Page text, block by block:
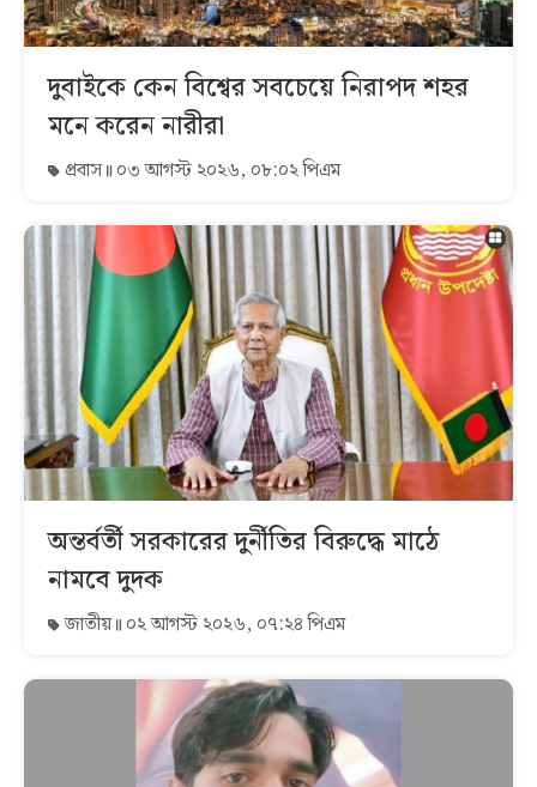
দুবাইকে কেন বিশ্বের সবচেয়ে নিরাপদ শহর
মনে করেন নারীরা
প্রবাস ০৩ আগস্ট ২০২৬, ০৮:০২ পিএম
অন্তর্বর্তী সরকারের দুর্নীতির বিরুদ্ধে মাঠে
নামবে দুদক
জাতীয় ০২ আগস্ট ২০২৬, ০৭:২৪ পিএম